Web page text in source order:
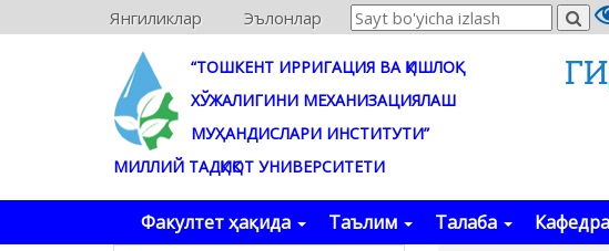
Янгиликлар Эълонлар
“ТОШКЕНТ ИРРИГАЦИЯ ВА ҚИШЛОҚ
ХЎЖАЛИГИНИ МЕХАНИЗАЦИЯЛАШ
МУҲАНДИСЛАРИ ИНСТИТУТИ”
МИЛЛИЙ ТАДҚИҚОТ УНИВЕРСИТЕТИ
Факултет ҳақида Таълим Талаба